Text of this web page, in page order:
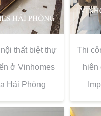
thất biệt thự
ở Vinhomes
Hải Phòng
Thi
hiện